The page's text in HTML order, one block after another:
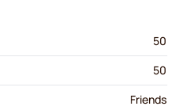
50
50
Friends